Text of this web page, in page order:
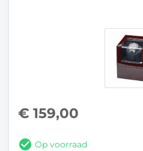
€ 159,00
Op voorraad